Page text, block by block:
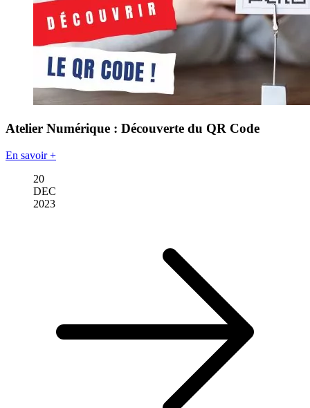
Atelier Numérique : Découverte du QR Code
En savoir +
20
DEC
2023